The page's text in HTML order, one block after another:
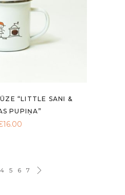
“LITTLE SANI &
PUPIŅA”
16.00
4 5 6 7